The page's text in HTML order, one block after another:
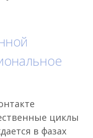
циклы
в фазах